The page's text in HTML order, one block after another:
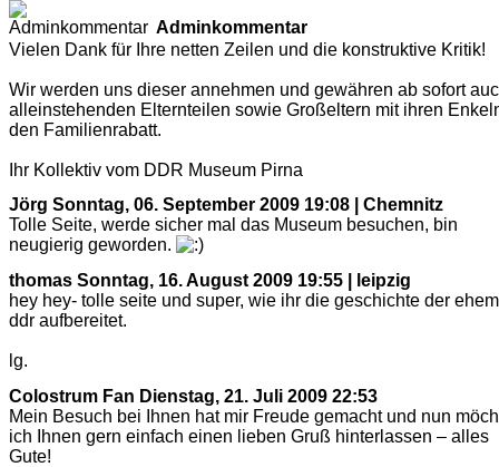
Adminkommentar
Vielen Dank für Ihre netten Zeilen und die konstruktive Kritik!
Wir werden uns dieser annehmen und gewähren ab sofort
alleinstehenden Elternteilen sowie Großeltern mit ihren
den Familienrabatt.
Ihr Kollektiv vom DDR Museum Pirna
Jörg Sonntag, 06. September 2009 19:08 | Chemnitz
Tolle Seite, werde sicher mal das Museum besuchen, bin
neugierig geworden.
thomas Sonntag, 16. August 2009 19:55 | leipzig
hey hey- tolle seite und super, wie ihr die geschichte der
ddr aufbereitet.
lg.
Colostrum Fan Dienstag, 21. Juli 2009 22:53
Mein Besuch bei Ihnen hat mir Freude gemacht und nun
ich Ihnen gern einfach einen lieben Gruß hinterlassen – alles
Gute!